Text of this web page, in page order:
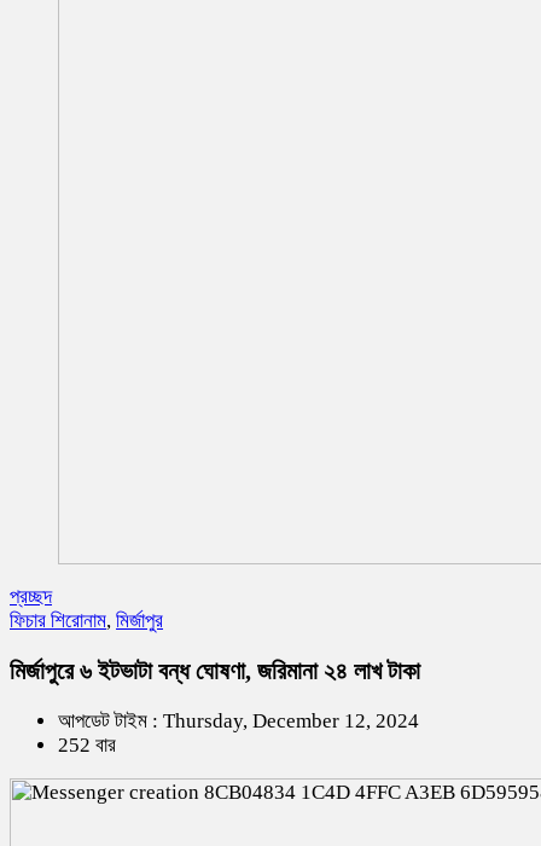
প্রচ্ছদ
ফিচার শিরোনাম, মির্জাপুর
মির্জাপুরে ৬ ইটভাটা বন্ধ ঘোষণা, জরিমানা ২৪ লাখ টাকা
আপডেট টাইম : Thursday, December 12, 2024
252 বার